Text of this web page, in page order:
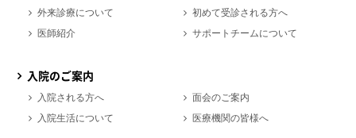
外来診療について
初めて受診される方へ
医師紹介
サポートチームについて
入院のご案内
入院される方へ
面会のご案内
入院生活について
医療機関の皆様へ